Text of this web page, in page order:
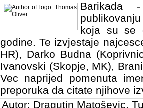
Barikada
koja su se
godine. Te izvjestaje
HR), Darko Budna
Ivanovski (Skopje, MK),
Vec naprijed pomenuta
preporuka da citate njihove
Autor: Dragutin Matoševic,